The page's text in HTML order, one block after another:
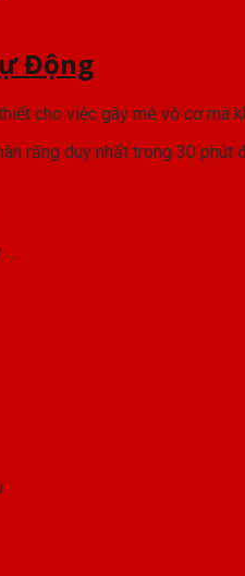
Động
cho việc gây mê vô cơ mà
răng duy nhất trong 30 phút
…